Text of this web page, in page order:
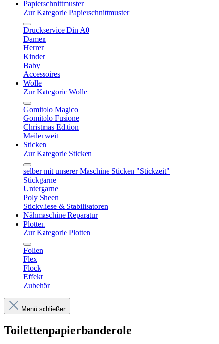
Papierschnittmuster
Zur Kategorie Papierschnittmuster
Druckservice Din A0
Damen
Herren
Kinder
Baby
Accessoires
Wolle
Zur Kategorie Wolle
Gomitolo Magico
Gomitolo Fusione
Christmas Edition
Meilenweit
Sticken
Zur Kategorie Sticken
selber mit unserer Maschine Sticken "Stickzeit"
Stickgarne
Untergarne
Poly Sheen
Stickvliese & Stabilisatoren
Nähmaschine Reparatur
Plotten
Zur Kategorie Plotten
Folien
Flex
Flock
Effekt
Zubehör
Menü schließen
Toilettenpapierbanderole